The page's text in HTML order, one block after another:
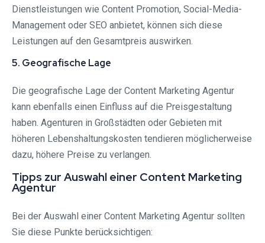
Dienstleistungen wie Content Promotion, Social-Media-
Management oder SEO anbietet, können sich diese
Leistungen auf den Gesamtpreis auswirken.
5. Geografische Lage
Die geografische Lage der Content Marketing Agentur
kann ebenfalls einen Einfluss auf die Preisgestaltung
haben. Agenturen in Großstädten oder Gebieten mit
höheren Lebenshaltungskosten tendieren möglicherweise
dazu, höhere Preise zu verlangen.
Tipps zur Auswahl einer Content Marketing
Agentur
Bei der Auswahl einer Content Marketing Agentur sollten
Sie diese Punkte berücksichtigen: